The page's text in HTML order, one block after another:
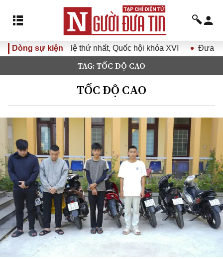
Dòng sự kiện
Quốc hội khóa XVI Đưa Nghị quyết Đại hội Đảng
TAG: TỐC ĐỘ CAO
TỐC ĐỘ CAO